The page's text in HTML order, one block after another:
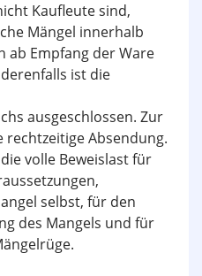
Kaufleute sind,
Mängel innerhalb
ab Empfang der Ware
ist die
ausgeschlossen. Zur
Absendung.
volle Beweislast für
selbst, für den
des Mangels und für